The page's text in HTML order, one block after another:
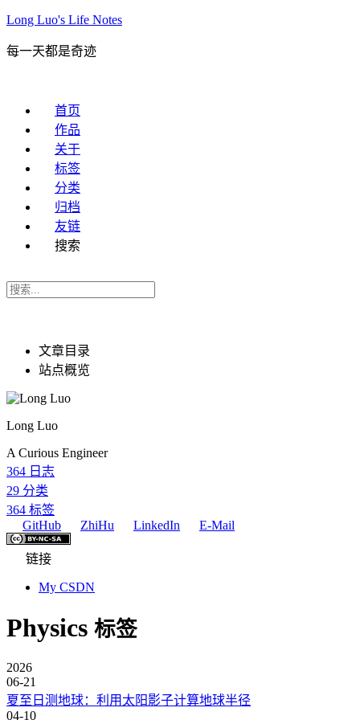
Long Luo's Life Notes
每一天都是奇迹
首页
作品
关于
标签
分类
归档
友链
搜索
文章目录
站点概览
Long Luo
A Curious Engineer
364 日志
29 分类
364 标签
GitHub
ZhiHu LinkedIn E-Mail
链接
My CSDN
Physics 标签
2026
06-21
夏至日测地球：利用太阳影子计算地球半径
04-10